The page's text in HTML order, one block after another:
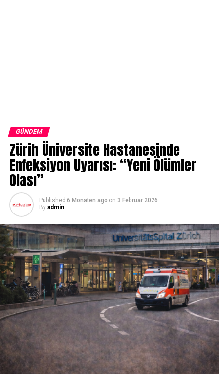
GÜNDEM
Zürih Üniversite Hastanesinde
Enfeksiyon Uyarısı: “Yeni Ölümler
Olası”
Published 6 Monaten ago on 3 Februar 2026
By admin